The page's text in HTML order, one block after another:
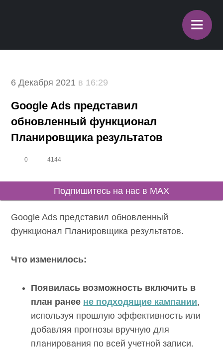
≡
6 Декабря 2021 в 16:29
Google Ads представил
обновленный функционал
Планировщика результатов
0 4144
Подпишитесь на нас в MAX
Google Ads представил обновленный
функционал Планировщика результатов.
Что изменилось:
Появилась возможность включить в
план ранее не подходящие кампании,
используя прошлую эффективность или
добавляя прогнозы вручную для
планирования по всей учетной записи.